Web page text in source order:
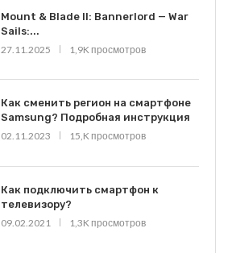
Mount & Blade II: Bannerlord — War
Sails:...
27.11.2025
1,9K просмотров
Как сменить регион на смартфоне
Samsung? Подробная инструкция
02.11.2023
15,K просмотров
Как подключить смартфон к
телевизору?
09.02.2021
1,3K просмотров